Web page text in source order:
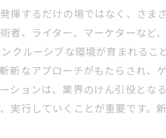
揮するだけの場ではなく、さま
者、ライター、マーケターな
クルーシブな環境が育まれる
新なアプローチがもたらされ
ションは、業界のけん引役と
実行していくことが重要です